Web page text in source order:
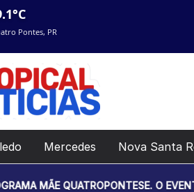
Pontes, PR
Mercedes Nova Santa
O EVENTO SERÁ